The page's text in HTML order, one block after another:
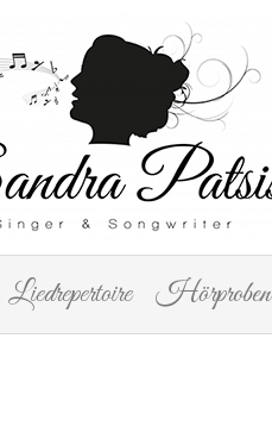
Liedrepertoire Hörproben